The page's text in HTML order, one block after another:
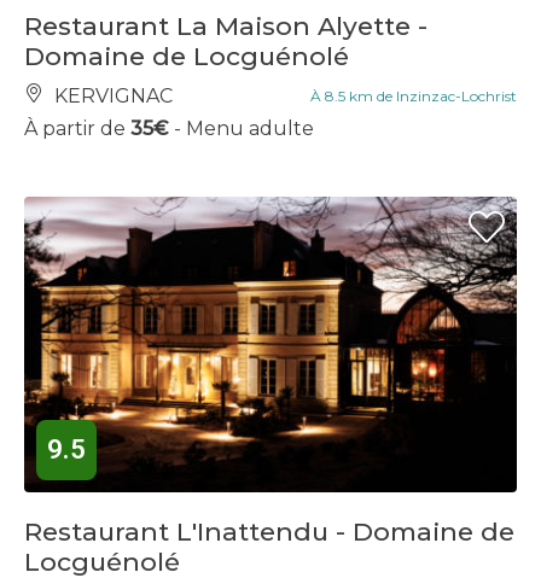
Restaurant La Maison Alyette -
Domaine de Locguénolé
KERVIGNAC À 8.5 km de Inzinzac-Lochrist
À partir de 35€ - Menu adulte
9.5
Restaurant L'Inattendu - Domaine de
Locguénolé